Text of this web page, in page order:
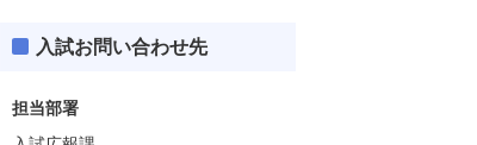
入試お問い合わせ先
担当部署